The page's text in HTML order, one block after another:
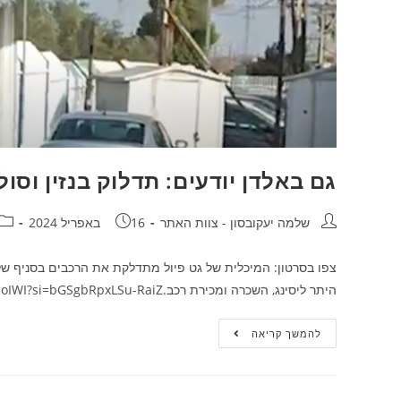
גם באלדן יודעים: תדלוק בנזין
שלמה יעקובסון - צוות האתר 16 באפריל 2024
צפו בסרטון: המיכלית של גט פיול מתדלקת את הרכבים בסניף
היתר ליסינג, השכרה ומכירת רכב.https://youtu.be/_vLePhcoIWI?si=bGSgbRpxLSu-RaiZ
להמשך קריאה